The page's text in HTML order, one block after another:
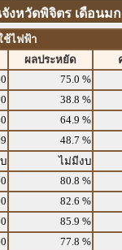
งหวัดพิจิตร เดือนม
ช้ไฟฟ้า
ผลประหยัด
75.0 %
38.8 %
64.9 %
48.7 %
ไม่มีงบ
80.8 %
82.6 %
85.9 %
77.8 %